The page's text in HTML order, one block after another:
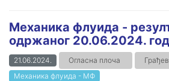
Механика флуида -
одржаног 20.06.2024.
21.06.2024. Огласна плоча
Механика флуида - МФ